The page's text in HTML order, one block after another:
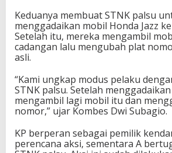
Keduanya membuat STNK palsu
menggadaikan mobil Honda Jazz
Setelah itu, mereka mengambil
cadangan lalu mengubah plat
asli.
“Kami ungkap modus pelaku
STNK palsu. Setelah
mengambil lagi mobil itu dan
nomor,” ujar Kombes Dwi Subagio.
KP berperan sebagai pemilik
perencana aksi, sementara A